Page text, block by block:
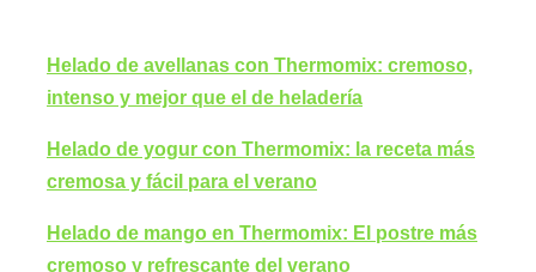
Helado de avellanas con Thermomix: cremoso,
intenso y mejor que el de heladería
Helado de yogur con Thermomix: la receta más
cremosa y fácil para el verano
Helado de mango en Thermomix: El postre más
cremoso y refrescante del verano